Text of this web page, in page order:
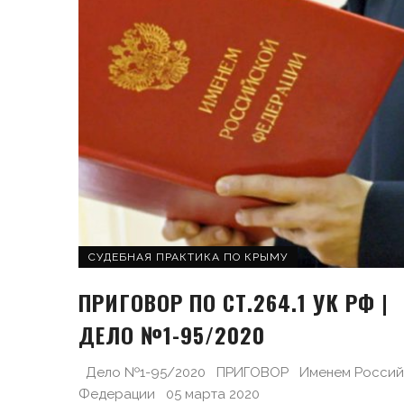
СУДЕБНАЯ ПРАКТИКА ПО КРЫМУ
ПРИГОВОР ПО СТ.264.1 УК РФ |
ДЕЛО №1-95/2020
Дело №1-95/2020 ПРИГОВОР Именем
Федерации 05 марта 2020